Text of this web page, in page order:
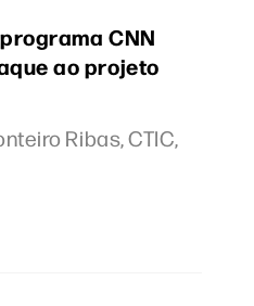
CNN
ao projeto
Ribas, CTIC,